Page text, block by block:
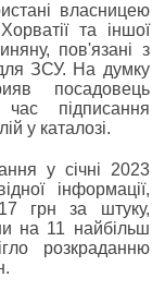
власницею
та іншої
пов'язані з
ЗСУ. На думку
посадовець
підписання
у каталозі.
у січні 2023
інформації,
грн за штуку,
на 11 найбільш
розкраданню